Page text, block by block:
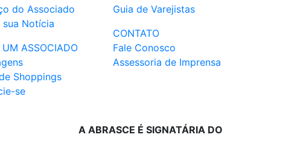
do Associado
sua Notícia
UM ASSOCIADO
Shoppings
se
Guia de Varejistas
CONTATO
Fale Conosco
Assessoria de Imprensa
A ABRASCE É SIGNATÁRIA DO